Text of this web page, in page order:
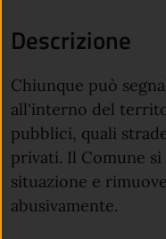
Descrizione
Chiunque può
all'interno del
pubblici, quali
privati. Il Comune
situazione e
abusivamente.